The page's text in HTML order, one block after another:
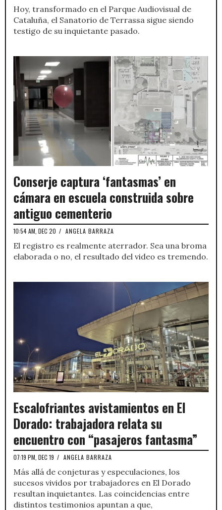
Hoy, transformado en el Parque Audiovisual de
Cataluña, el Sanatorio de Terrassa sigue siendo
testigo de su inquietante pasado.
Conserje captura ‘fantasmas’ en
cámara en escuela construida sobre
antiguo cementerio
10:54 AM, DEC 20 / ANGELA BARRAZA
El registro es realmente aterrador. Sea una broma
elaborada o no, el resultado del video es tremendo.
Escalofriantes avistamientos en El
Dorado: trabajadora relata su
encuentro con “pasajeros fantasma”
07:19 PM, DEC 19 / ANGELA BARRAZA
Más allá de conjeturas y especulaciones, los
sucesos vividos por trabajadores en El Dorado
resultan inquietantes. Las coincidencias entre
distintos testimonios apuntan a que,